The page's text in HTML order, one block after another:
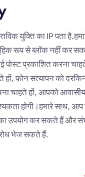
युक्ति का IP पता
रूप से ब्लॉक नहीं कर
पोस्ट प्रकाशित करना
हों, फ़ोन सत्यापन को
चाहते हों, आपको
होगी।हमारे साथ, आप
उपयोग कर सकते हैं और
भेज सकते हैं.